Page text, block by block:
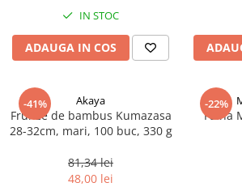
Ulei Wiberg Gastro
IN STOC
ADAUGA IN COS
-41% Akaya
Frunze de bambus Kumazasa
28-32cm, mari, 100 buc, 330 g
81,34 lei
48,00 lei
-22%
Faina